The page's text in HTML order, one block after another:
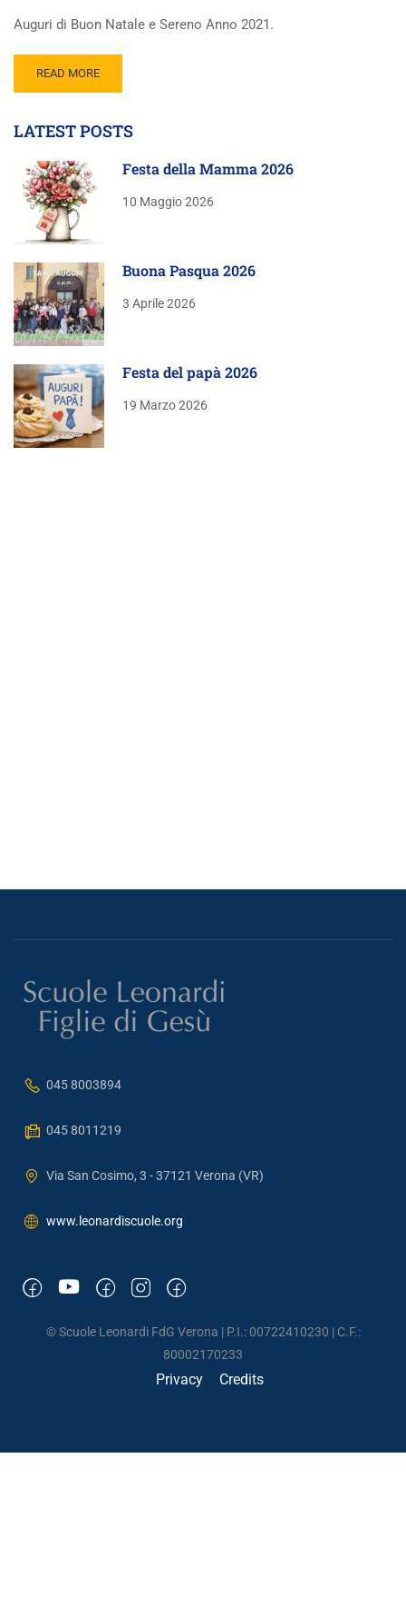
Auguri di Buon Natale e Sereno Anno 2021.
READ MORE
LATEST POSTS
Festa della Mamma 2026
10 Maggio 2026
Buona Pasqua 2026
3 Aprile 2026
Festa del papà 2026
19 Marzo 2026
045 8003894
045 8011219
Via San Cosimo, 3 - 37121 Verona (VR)
www.leonardiscuole.org
© Scuole Leonardi FdG Verona | P.I.: 00722410230 | C.F.:
80002170233
Privacy Credits